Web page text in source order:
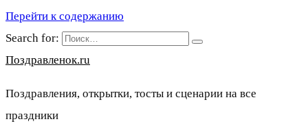
Перейти к содержанию
Search for:
Поздравленок.ru
Поздравления, открытки, тосты и сценарии на все
праздники